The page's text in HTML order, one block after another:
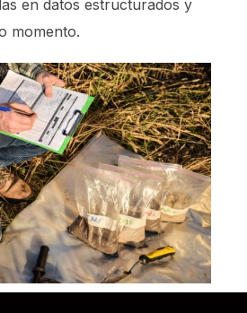
en datos estructurados y
momento.